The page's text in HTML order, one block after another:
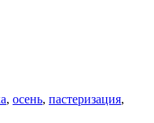
, осень, пастеризация,